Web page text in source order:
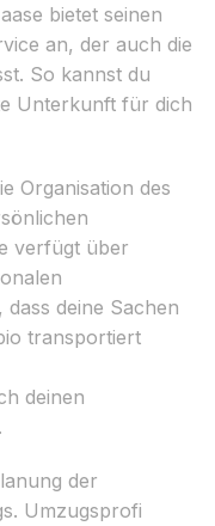
bietet seinen
an, der auch die
So kannst du
Unterkunft für dich
Organisation des
verfügt über
deine Sachen
transportiert
deinen
der
Umzugsprofi